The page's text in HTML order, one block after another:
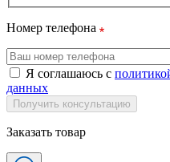
Номер телефона
Я соглашаюсь с
данных
Получить консультацию
Заказать товар